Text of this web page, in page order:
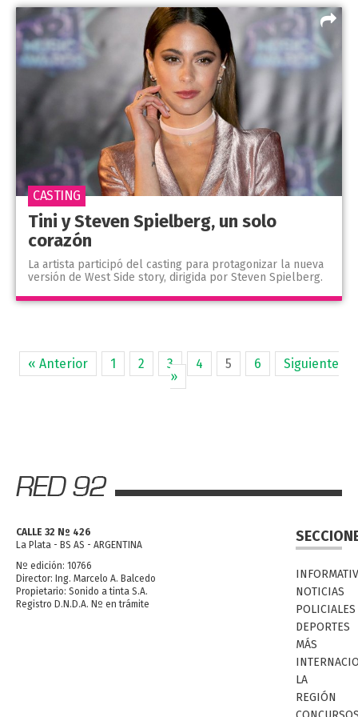
Tini y Steven Spielberg, un solo
corazón
La artista participó del casting para protagonizar la nueva
versión de West Side story, dirigida por Steven Spielberg.
CASTING
« Anterior 1 2 3 4 5 6
Siguiente
»
CALLE 32 Nº 426
La Plata - BS AS - ARGENTINA
Nº edición: 10766
Director: Ing. Marcelo A. Balcedo
Propietario: Sonido a tinta S.A.
Registro D.N.D.A. Nº en trámite
NOTICIAS
POLICIALES
DEPORTES
MÁS
LA
REGIÓN